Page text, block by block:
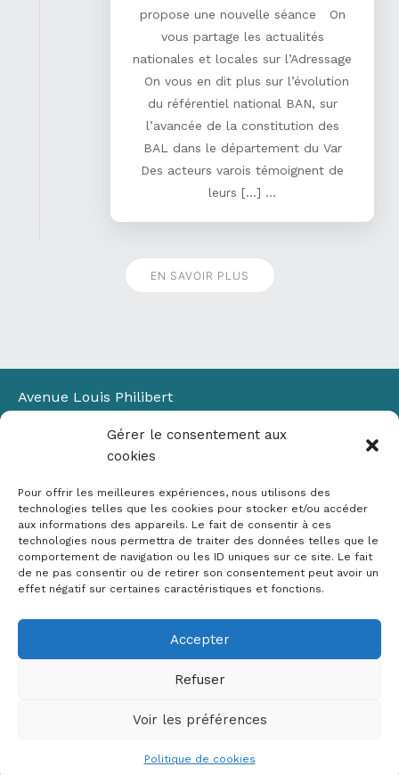
Gérer le consentement aux
cookies
Pour offrir les meilleures expériences, nous utilisons des
technologies telles que les cookies pour stocker et/ou accéder
aux informations des appareils. Le fait de consentir à ces
technologies nous permettra de traiter des données telles que le
comportement de navigation ou les ID uniques sur ce site. Le fait
de ne pas consentir ou de retirer son consentement peut avoir un
effet négatif sur certaines caractéristiques et fonctions.
Accepter
Refuser
Voir les préférences
Politique de cookies
propose une nouvelle séance On
vous partage les actualités
nationales et locales sur l’Adressage
On vous en dit plus sur l’évolution
du référentiel national BAN, sur
l’avancée de la constitution des
BAL dans le département du Var
Des acteurs varois témoignent de
leurs […] ...
EN SAVOIR PLUS
Avenue Louis Philibert
Bâtiment Laennec
13100 Aix-en-Provence
✉ contact@crige-paca.org
Mentions légales
RGPD
Copyright © 2026 Crige PACA